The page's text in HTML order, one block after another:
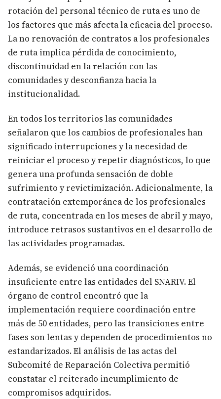
rotación del personal técnico de ruta es uno de
los factores que más afecta la eficacia del proceso.
La no renovación de contratos a los profesionales
de ruta implica pérdida de conocimiento,
discontinuidad en la relación con las
comunidades y desconfianza hacia la
institucionalidad.
En todos los territorios las comunidades
señalaron que los cambios de profesionales han
significado interrupciones y la necesidad de
reiniciar el proceso y repetir diagnósticos, lo que
genera una profunda sensación de doble
sufrimiento y revictimización. Adicionalmente, la
contratación extemporánea de los profesionales
de ruta, concentrada en los meses de abril y mayo,
introduce retrasos sustantivos en el desarrollo de
las actividades programadas.
Además, se evidenció una coordinación
insuficiente entre las entidades del SNARIV. El
órgano de control encontró que la
implementación requiere coordinación entre
más de 50 entidades, pero las transiciones entre
fases son lentas y dependen de procedimientos no
estandarizados. El análisis de las actas del
Subcomité de Reparación Colectiva permitió
constatar el reiterado incumplimiento de
compromisos adquiridos.